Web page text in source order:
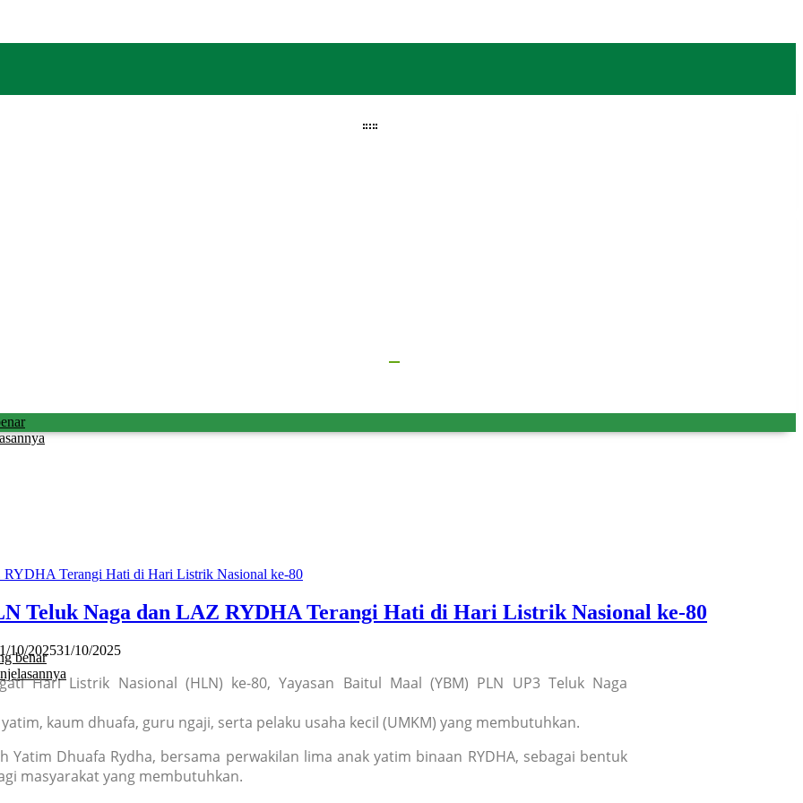
benar
Teluk Naga dan LAZ RYDHA Terangi Hati di Hari Listrik Nasional ke-80
10/202531/10/2025
Hari Listrik Nasional (HLN) ke-80, Yayasan Baitul Maal (YBM) PLN UP3 Teluk Naga
kaum dhuafa, guru ngaji, serta pelaku usaha kecil (UMKM) yang membutuhkan.
Dhuafa Rydha, bersama perwakilan lima anak yatim binaan RYDHA, sebagai bentuk
masyarakat yang membutuhkan.